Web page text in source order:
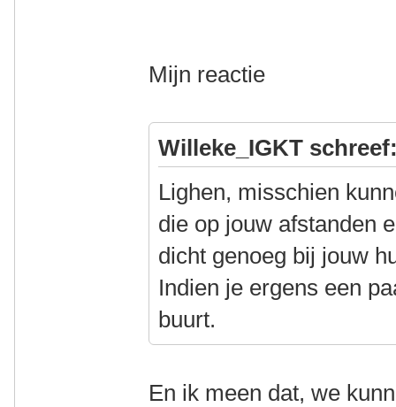
Mijn reactie
Willeke_IGKT
Lighen, misschien
die op jouw afstanden
dicht genoeg bij jouw
Indien je ergens een
buurt.
En ik meen dat, we